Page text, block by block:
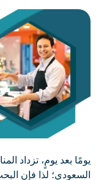
يومًا بعد يومٍ، تزداد
السعودي؛ لذا فإن